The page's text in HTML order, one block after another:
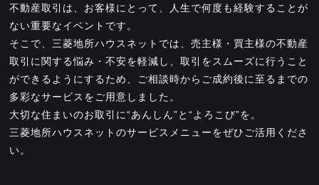
不動産取引は、お客様にとって、人生で何度も経験することが
ない重要なイベントです。
そこで、三菱地所ハウスネットでは、売主様・買主様の不動産
取引に関する悩み・不安を軽減し、取引をスムーズに行うこと
ができるようにするため、ご相談時からご成約後に至るまでの
多彩なサービスをご用意しました。
大切な住まいのお取引に“あんしん”と“よろこび”を。
三菱地所ハウスネットのサービスメニューをぜひご活用くださ
い。